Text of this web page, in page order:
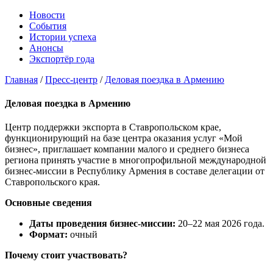
Новости
События
Истории успеха
Анонсы
Экспортёр года
Главная /Пресс-центр / Деловая поездка в Армению
Деловая поездка в Армению
Центр поддержки экспорта в Ставропольском крае,
функционирующий на базе центра оказания услуг «Мой
бизнес», приглашает компании малого и среднего бизнеса
региона принять участие в многопрофильной международной
бизнес-миссии в Республику Армения в составе делегации от
Ставропольского края.
Основные сведения
Даты проведения бизнес‑миссии: 20–22 мая 2026 года.
Формат: очный
Почему стоит участвовать?